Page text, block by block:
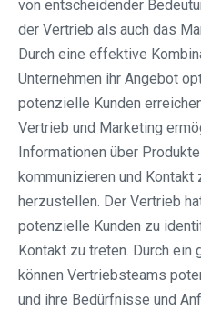
von entscheidender
der Vertrieb als auch das
Durch eine effektive
Unternehmen ihr Angebot
potenzielle Kunden
Vertrieb und Marketing
Informationen über
kommunizieren und
herzustellen. Der Vertrieb
potenzielle Kunden zu
Kontakt zu treten. Durch
können Vertriebsteams
und ihre Bedürfnisse und